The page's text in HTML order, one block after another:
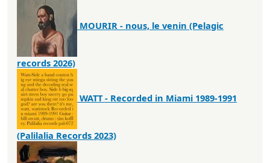
MOURIR - nous, le venin (Pelagic
records 2026)
WATT - Recorded in Miami 1989-1991
(Palilalia Records 2023)